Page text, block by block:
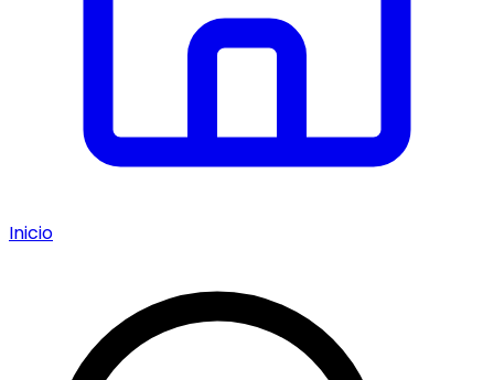
Inicio